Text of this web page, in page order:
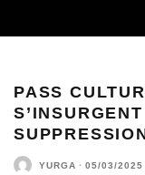
PASS
YURGA · 05/03/2025